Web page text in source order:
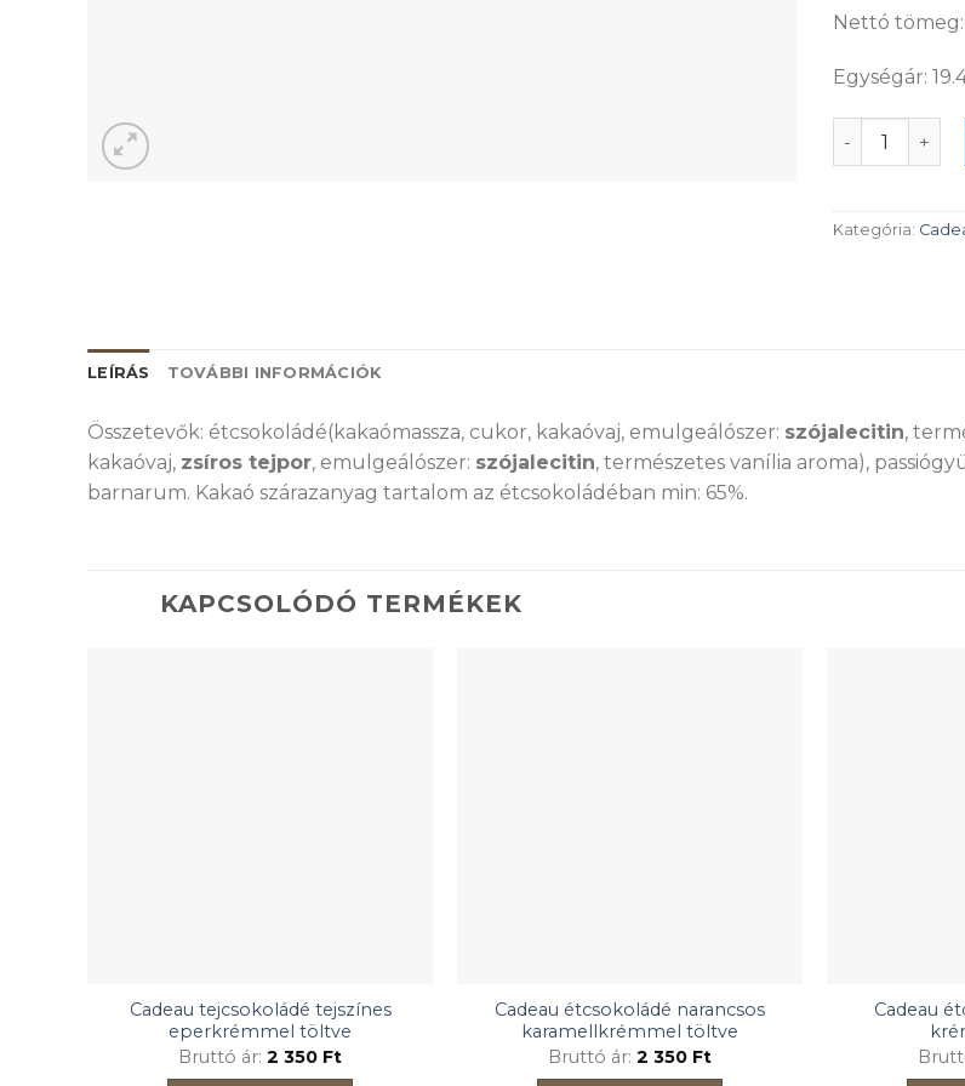
Nettó tömeg:
Egységár:
Cadeau
Kategória:
LEÍRÁS TOVÁBBI INFORMÁCIÓK
Összetevők: étcsokoládé(kakaómassza, cukor, kakaóvaj, emulgeálószer: szójalecitin,
kakaóvaj, zsíros tejpor, emulgeálószer: szójalecitin, természetes vanília aroma),
barnarum. Kakaó szárazanyag tartalom az étcsokoládéban min: 65%.
KAPCSOLÓDÓ TERMÉKEK
Cadeau tejcsokoládé tejszínes
eperkrémmel töltve
Bruttó ár: 2 350 Ft
Cadeau étcsokoládé narancsos
karamellkrémmel töltve
Bruttó ár: 2 350 Ft
Cadeau